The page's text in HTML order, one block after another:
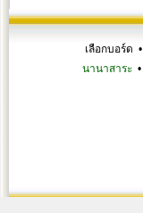
เลือกบอร์ด •
นานาสาระ•